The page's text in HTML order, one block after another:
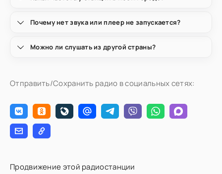
Почему нет звука или плеер не запускается?
Можно ли слушать из другой страны?
Отправить/Сохранить радио в социальных сетях:
Продвижение этой радиостанции